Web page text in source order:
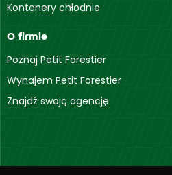
Kontenery chłodnie
O firmie
Poznaj Petit Forestier
Wynajem Petit Forestier
Znajdź swoją agencję